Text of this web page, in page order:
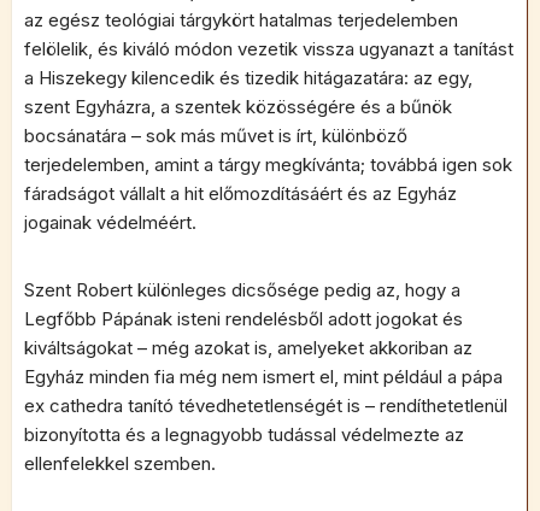
az egész teológiai tárgykört hatalmas terjedelemben
felölelik, és kiváló módon vezetik vissza ugyanazt a tanítást
a Hiszekegy kilencedik és tizedik hitágazatára: az egy,
szent Egyházra, a szentek közösségére és a bűnök
bocsánatára – sok más művet is írt, különböző
terjedelemben, amint a tárgy megkívánta; továbbá igen sok
fáradságot vállalt a hit előmozdításáért és az Egyház
jogainak védelméért.
Szent Robert különleges dicsősége pedig az, hogy a
Legfőbb Pápának isteni rendelésből adott jogokat és
kiváltságokat – még azokat is, amelyeket akkoriban az
Egyház minden fia még nem ismert el, mint például a pápa
ex cathedra tanító tévedhetetlenségét is – rendíthetetlenül
bizonyította és a legnagyobb tudással védelmezte az
ellenfelekkel szemben.